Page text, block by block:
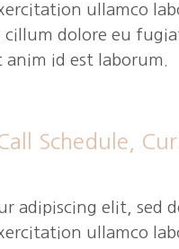
ullamco
dolore eu
id est laborum.
Schedule,
adipiscing elit,
ullamco